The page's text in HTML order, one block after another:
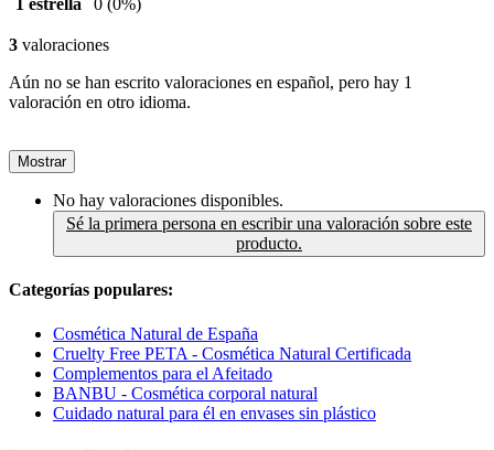
1 estrella 0 (0%)
3 valoraciones
Aún no se han escrito valoraciones en español, pero hay 1
valoración en otro idioma.
Mostrar
No hay valoraciones disponibles.
Sé la primera persona en escribir una valoración sobre este
producto.
Categorías populares:
Cosmética Natural de España
Cruelty Free PETA - Cosmética Natural Certificada
Complementos para el Afeitado
BANBU - Cosmética corporal natural
Cuidado natural para él en envases sin plástico